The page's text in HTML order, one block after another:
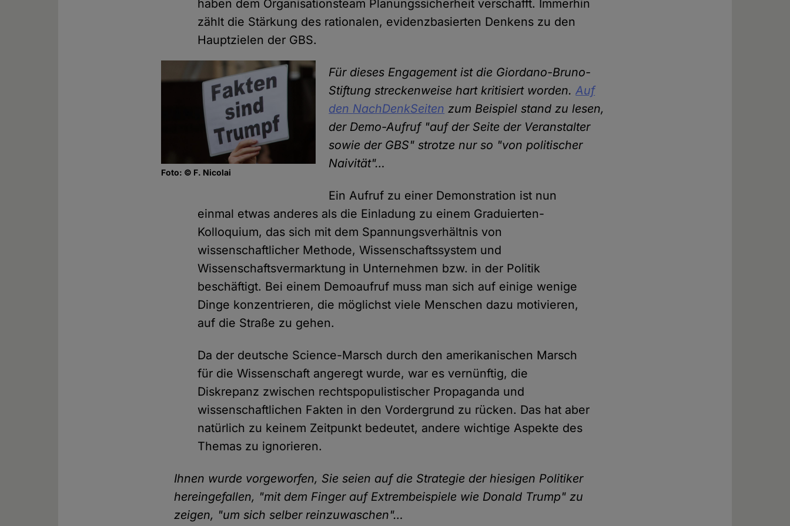
haben dem Organisationsteam Planungssicherheit verschafft. Immerhin
zählt die Stärkung des rationalen, evidenzbasierten Denkens zu den
Hauptzielen der GBS.
Foto: © F. Nicolai
Für dieses Engagement ist die Giordano-Bruno-
Stiftung streckenweise hart kritisiert worden.Auf
den NachDenkSeiten zum Beispiel stand zu lesen,
der Demo-Aufruf "auf der Seite der Veranstalter
sowie der GBS" strotze nur so "von politischer
Naivität"…
Ein Aufruf zu einer Demonstration ist nun
einmal etwas anderes als die Einladung zu einem Graduierten-
Kolloquium, das sich mit dem Spannungsverhältnis von
wissenschaftlicher Methode, Wissenschaftssystem und
Wissenschaftsvermarktung in Unternehmen bzw. in der Politik
beschäftigt. Bei einem Demoaufruf muss man sich auf einige wenige
Dinge konzentrieren, die möglichst viele Menschen dazu motivieren,
auf die Straße zu gehen.
Da der deutsche Science-Marsch durch den amerikanischen Marsch
für die Wissenschaft angeregt wurde, war es vernünftig, die
Diskrepanz zwischen rechtspopulistischer Propaganda und
wissenschaftlichen Fakten in den Vordergrund zu rücken. Das hat aber
natürlich zu keinem Zeitpunkt bedeutet, andere wichtige Aspekte des
Themas zu ignorieren.
Ihnen wurde vorgeworfen, Sie seien auf die Strategie der hiesigen Politiker
hereingefallen, "mit dem Finger auf Extrembeispiele wie Donald Trump" zu
zeigen, "um sich selber reinzuwaschen"…